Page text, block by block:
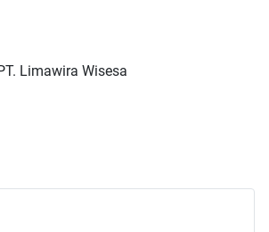
Limawira Wisesa
Relokasi Rack 42U di Data Center